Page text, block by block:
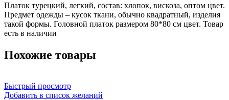
Платок турецкий, легкий, состав: хлопок, вискоза, оптом цвет.
Предмет одежды – кусок ткани, обычно квадратный, изделия
такой формы. Головной платок размером 80*80 см цвет. Товар
есть в наличии
Похожие товары
Быстрый просмотр
Добавить в список желаний